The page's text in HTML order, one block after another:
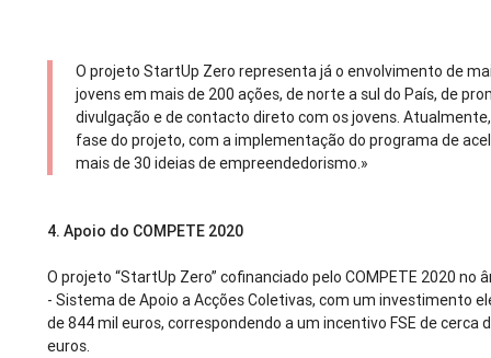
O projeto StartUp Zero representa já o envolvimento de
jovens em mais de 200 ações, de norte a sul do País, de
divulgação e de contacto direto com os jovens.
fase do projeto, com a implementação do programa de
mais de 30 ideias de empreendedorismo.»
4. Apoio do COMPETE 2020
O projeto “StartUp Zero” cofinanciado pelo COMPETE 2020 no
- Sistema de Apoio a Acções Coletivas, com um investimento
de 844 mil euros, correspondendo a um incentivo FSE de cerca
euros.